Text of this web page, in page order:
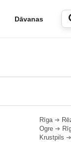
Dāvanas
Rīga➔
Ogre ➔
Krustpils ➔